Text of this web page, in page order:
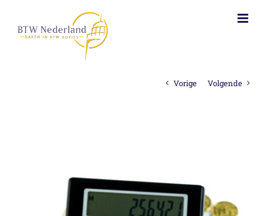
inhoud
Vorige Volgende